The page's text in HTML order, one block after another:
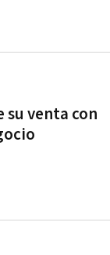
su venta con